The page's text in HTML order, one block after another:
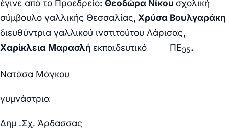
έγινε από το Προεδρείο: Θεοδώρα Νίκου σχολική
σύμβουλο γαλλικής Θεσσαλίας, Χρύσα Βουλγαράκη
διευθύντρια γαλλικού ινστιτούτου Λάρισας,
Χαρίκλεια Μαρασλή εκπαιδευτικό ΠΕ05.
Νατάσα Μάγκου
γυμνάστρια
Δημ .Σχ. Άρδασσας